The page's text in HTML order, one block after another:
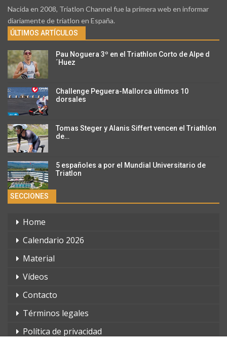
Nacida en 2008, Triatlon Channel fue la primera web en informar
diariamente de triatlon en España.
ÚLTIMOS ARTÍCULOS
Pau Noguera 3º en el Triathlon Corto de Alpe d
´Huez
Challenge Peguera-Mallorca últimos 10
dorsales
Tomas Steger y Alanis Siffert vencen el Triathlon
de…
5 españoles a por el Mundial Universitario de
Triatlon
SECCIONES
Home
Calendario 2026
Material
Vídeos
Contacto
Términos legales
Política de privacidad